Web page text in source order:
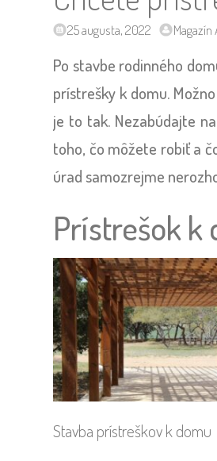
25 augusta, 2022
Po stavbe rodinného
prístrešky k domu.
je to tak. Nezabúdajte
toho, čo môžete robiť a
úrad samozrejme
Prístrešok k
Stavba prístreškov k domu